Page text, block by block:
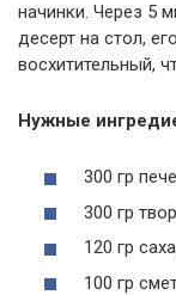
начинки. Через 5
десерт на стол,
восхитительный,
Нужные
300 гр
300 гр
120 гр
100 гр